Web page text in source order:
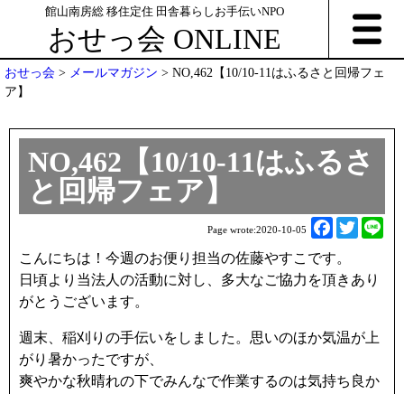
館山南房総 移住定住 田舎暮らしお手伝いNPO
おせっ会 ONLINE
おせっ会 > メールマガジン > NO,462【10/10-11はふるさと回帰フェ
ア】
NO,462【10/10-11はふるさ
と回帰フェア】
Page wrote:2020-10-05
F
c
o
k
T
t
e
こんにちは！今週のお便り担当の佐藤やすこです。
日頃より当法人の活動に対し、多大なご協力を頂きあり
がとうございます。
週末、稲刈りの手伝いをしました。思いのほか気温が上
がり暑かったですが、
爽やかな秋晴れの下でみんなで作業するのは気持ち良か